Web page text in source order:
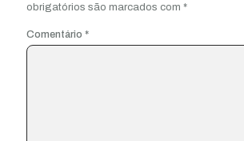
obrigatórios são marcados com *
Comentário *